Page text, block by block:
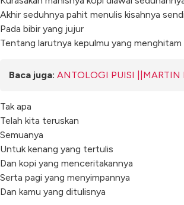
Akhir seduhnya pahit menulis kisahnya
Pada bibir yang jujur
Tentang larutnya kepulmu yang
Baca juga: ANTOLOGI PUISI ||MARTIN
Tak apa
Telah kita teruskan
Semuanya
Untuk kenang yang tertulis
Dan kopi yang menceritakannya
Serta pagi yang menyimpannya
Dan kamu yang ditulisnya